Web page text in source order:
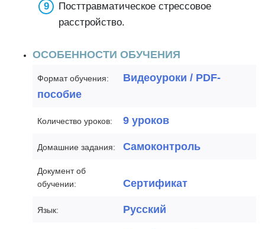
Посттравматическое стрессовое
расстройство.
ОСОБЕННОСТИ ОБУЧЕНИЯ
Формат обучения:
Видеоуроки / PDF-
пособие
Количество уроков: 9 уроков
Домашние задания: Самоконтроль
Документ об
обучении:
Сертификат
Язык: Русский